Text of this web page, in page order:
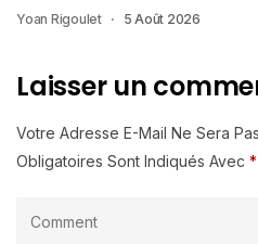
Yoan Rigoulet 5 Août 2026
Laisser un
Votre Adresse E-Mail Ne Sera
Obligatoires Sont Indiqués Avec *